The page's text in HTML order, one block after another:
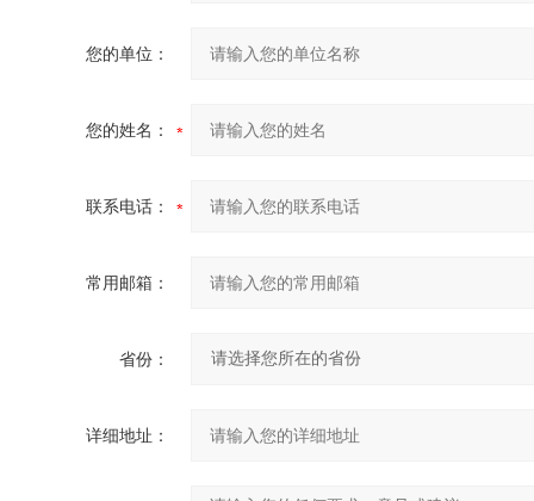
您的单位：
您的姓名：
联系电话：
常用邮箱：
省份：
详细地址：